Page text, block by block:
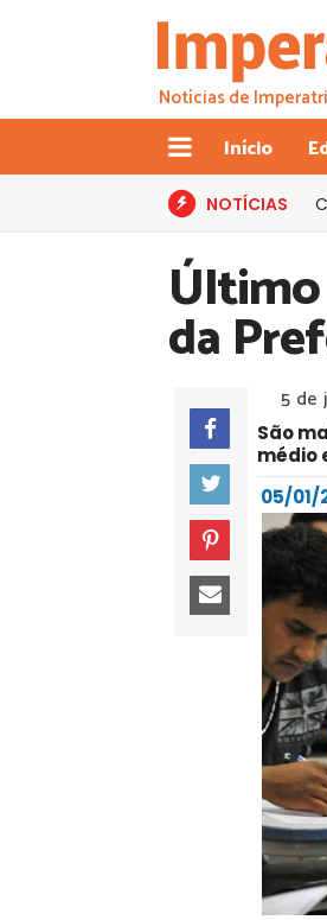
Notícias de
Início
NOTÍCIAS
da
5 de
São
médio
05/01/